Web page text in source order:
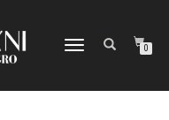
CAMBIAR
0